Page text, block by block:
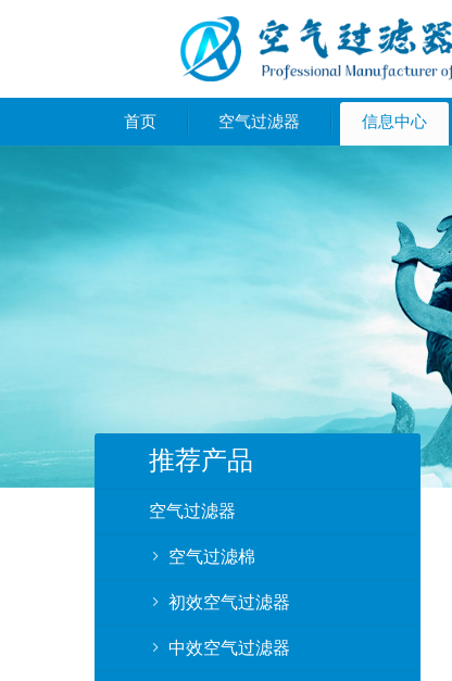
首页 空气过滤器 信息中心
推荐产品
空气过滤器
空气过滤棉
初效空气过滤器
中效空气过滤器